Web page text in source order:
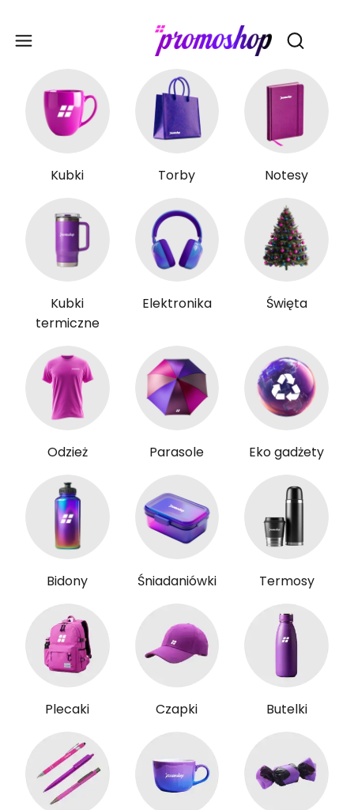
Otwórz
Kubki Torby Notesy
Kubki
termiczne
Elektronika Święta
Odzież Parasole Eko gadżety
Bidony Śniadaniówki Termosy
Plecaki Czapki Butelki